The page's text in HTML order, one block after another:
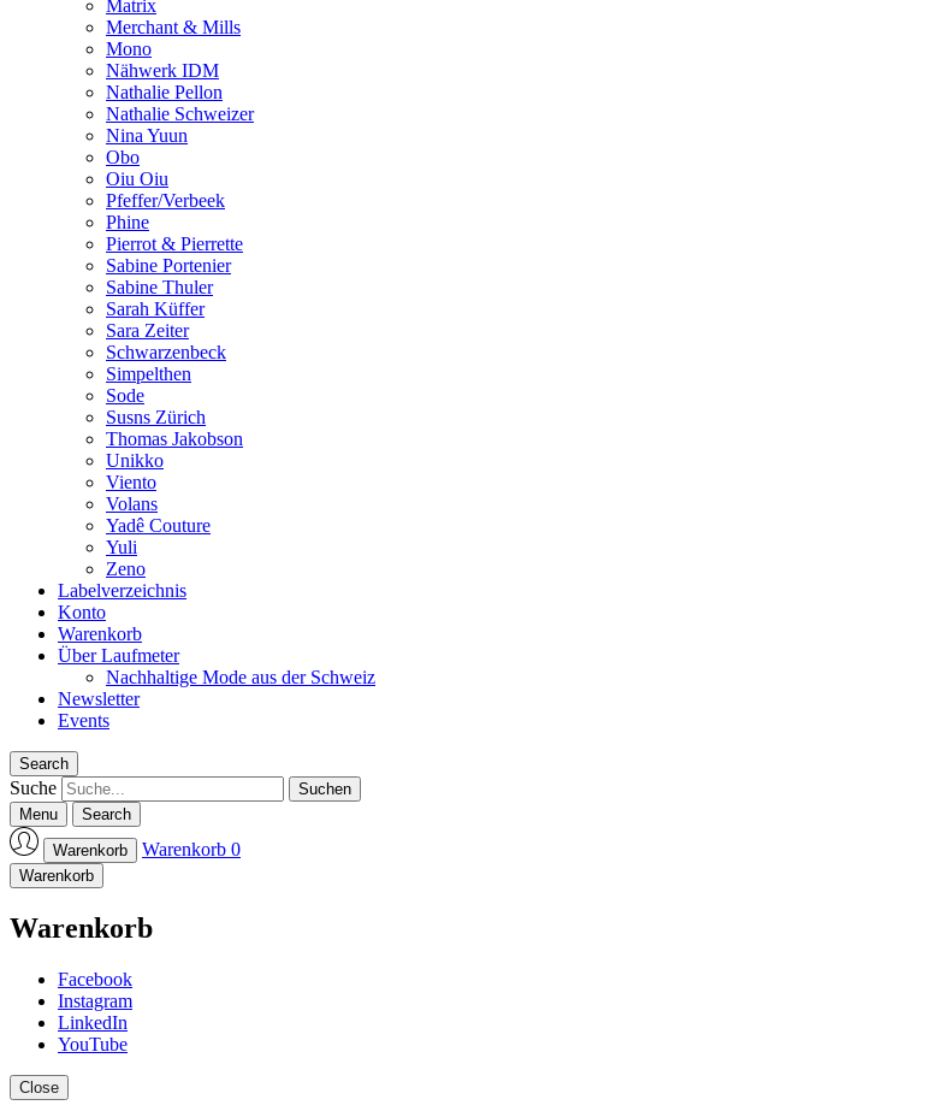
Matrix
Merchant & Mills
Mono
Nähwerk IDM
Nathalie Pellon
Nathalie Schweizer
Nina Yuun
Obo
Oiu Oiu
Pfeffer/Verbeek
Phine
Pierrot & Pierrette
Sabine Portenier
Sabine Thuler
Sarah Küffer
Sara Zeiter
Schwarzenbeck
Simpelthen
Sode
Susns Zürich
Thomas Jakobson
Unikko
Viento
Volans
Yadê Couture
Yuli
Zeno
Labelverzeichnis
Konto
Warenkorb
Über Laufmeter
Nachhaltige Mode aus der Schweiz
Newsletter
Events
Search
Suche
Menu Search
Laufmeter-Shop
Warenkorb Warenkorb 0
Warenkorb
Warenkorb
Facebook
Instagram
LinkedIn
YouTube
Close